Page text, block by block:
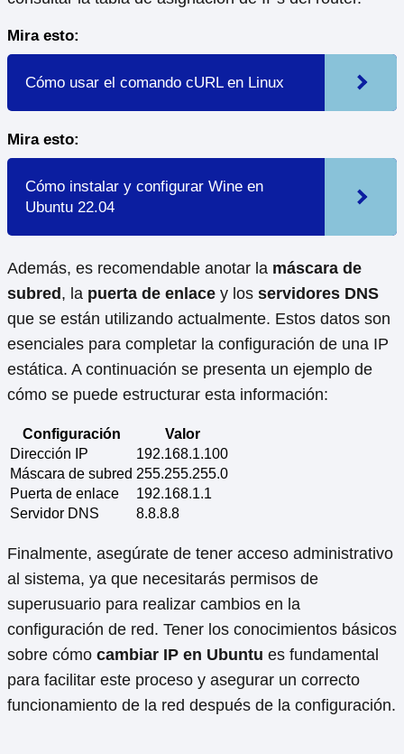
Mira esto:
Cómo usar el comando cURL en Linux
Mira esto:
Cómo instalar y configurar Wine en
Ubuntu 22.04
Además, es recomendable anotar la máscara de
subred , la puerta de enlace y los servidores DNS
que se están utilizando actualmente. Estos datos son
esenciales para completar la configuración de una IP
estática. A continuación se presenta un ejemplo de
cómo se puede estructurar esta información:
Configuración
Valor
Dirección IP
192.168.1.100
Máscara de subred 255.255.255.0
Puerta de enlace
192.168.1.1
Servidor DNS
8.8.8.8
Finalmente, asegúrate de tener acceso administrativo
al sistema, ya que necesitarás permisos de
superusuario para realizar cambios en la
configuración de red. Tener los conocimientos básicos
sobre cómo cambiar IP en Ubuntu es fundamental
para facilitar este proceso y asegurar un correcto
funcionamiento de la red después de la configuración.